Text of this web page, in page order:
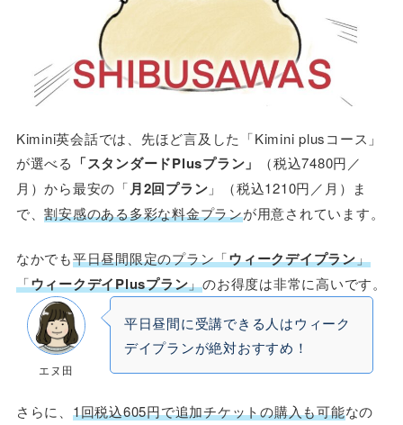
Kimini英会話では、先ほど言及した「Kimini plusコース」
が選べる 「スタンダードPlusプラン」
（税込7480円／
月）から最安の「月2回プラン 」（税込1210円／月）ま
で、割安感のある多彩な料金プランが用意されています。
なかでも平日昼間限定のプラン「ウィークデイプラン」
「ウィークデイPlusプラン」のお得度は非常に高いです。
エヌ田
平日昼間に受講できる人はウィーク
デイプランが絶対おすすめ！
さらに、 1回税込605円で追加チケットの購入も可能なの